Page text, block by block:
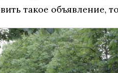
такое объявление,